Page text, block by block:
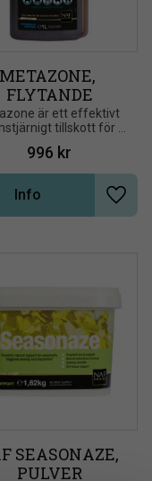
METAZONE,
FLYTANDE
är ett effektivt
tillskott för
som behöver lite
extra stöd
996 kr
Lägg
Info
SEASONAZE,
PULVER